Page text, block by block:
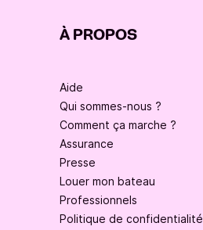
À PROPOS
Aide
Qui sommes-nous ?
Comment ça marche ?
Assurance
Presse
Louer mon bateau
Professionnels
Politique de confidentialité